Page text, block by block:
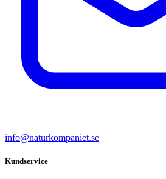
info@naturkompaniet.se
Kundservice